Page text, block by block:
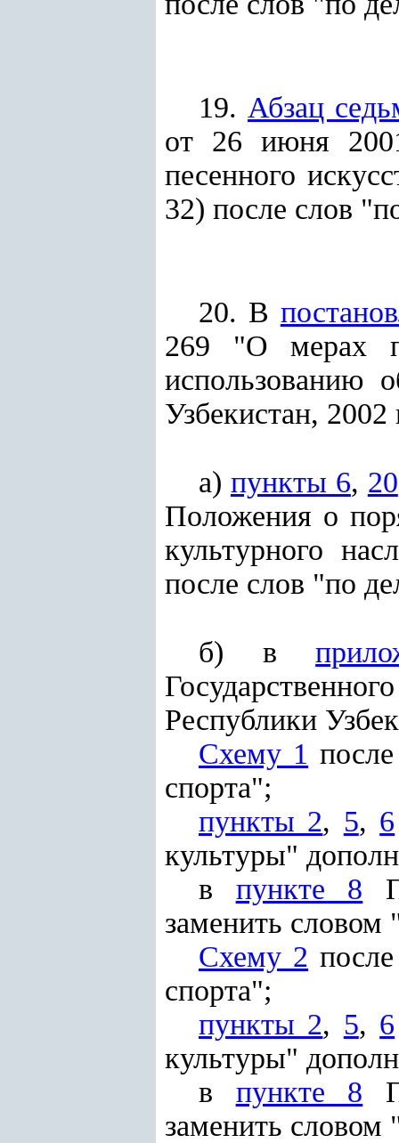
19. Абзац
от 26 июня
песенного
32) после слов
20. В
269 "О мерах
использованию
Узбекистан, 2002
а) пункты 6, 20
Положения о
культурного
после слов "по
б) в
Республики
Схему 1
спорта";
пункты 2, 5, 6
культуры"
в пункте 8
заменить словом
Схему 2
спорта";
пункты 2, 5, 6
культуры"
в пункте 8
заменить словом